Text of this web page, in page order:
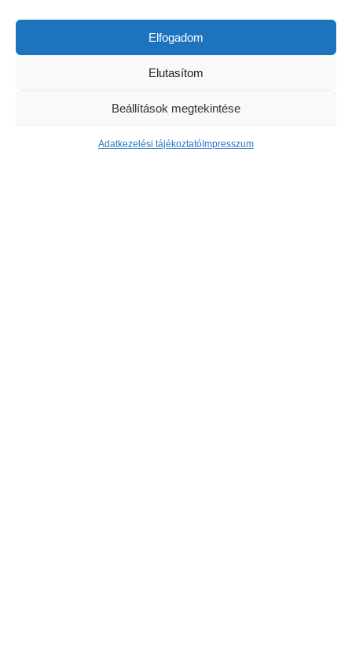
Elfogadom
Elutasítom
Beállítások megtekintése
Adatkezelési tájékoztató Impresszum